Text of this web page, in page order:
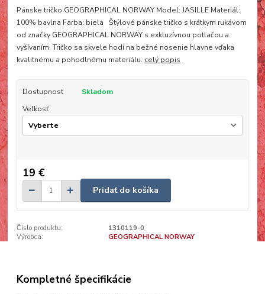
Pánske tričko GEOGRAPHICAL NORWAY Model: JASILLE Materiál:
100% bavlna Farba: biela Štýlové pánske tričko s krátkym rukávom
od značky GEOGRAPHICAL NORWAY s exkluzívnou potlačou a
vyšívaním. Tričko sa skvele hodí na bežné nosenie hlavne vďaka
kvalitnému a pohodlnému materiálu. celý popis
Dostupnosť
Skladom
Veľkosť
19 €
Pridať do košíka
Číslo produktu:
1310119-0
Výrobca:
GEOGRAPHICAL NORWAY
Kompletné špecifikácie